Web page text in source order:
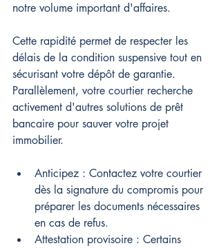
notre volume important d'affaires.
Cette rapidité permet de respecter les
délais de la condition suspensive tout en
sécurisant votre dépôt de garantie.
Parallèlement, votre courtier recherche
activement d'autres solutions de prêt
bancaire pour sauver votre projet
immobilier.
Anticipez : Contactez votre courtier
dès la signature du compromis pour
préparer les documents nécessaires
en cas de refus.
Attestation provisoire : Certains